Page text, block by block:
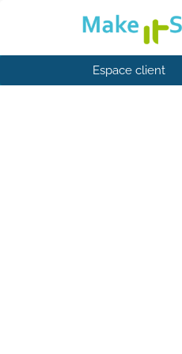
Espace client